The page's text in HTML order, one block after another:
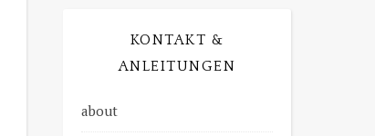
KONTAKT &
ANLEITUNGEN
about